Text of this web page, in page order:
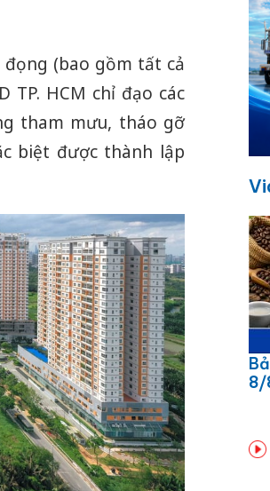
(bao gồm tất cả
TP. HCM chỉ đạo các
tham mưu, tháo gỡ
biệt được thành lập
8/